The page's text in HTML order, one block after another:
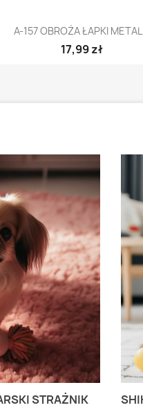
Szybki podgląd
A-157 OBROŻA ŁAPKI
17,99 zł
STRAŻNIK